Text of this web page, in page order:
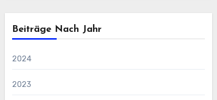
Beiträge Nach Jahr
2024
2023